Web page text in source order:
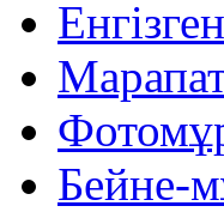
Бейне-